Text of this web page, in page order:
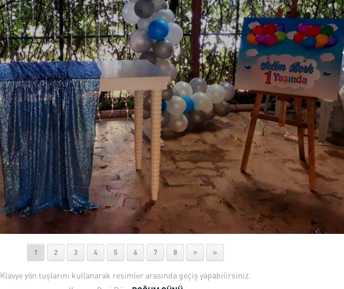
1 2 3 4 5 6 7 8 > »
Klavye yön tuşlarını kullanarak resimler arasında geçiş yapabilirsiniz.